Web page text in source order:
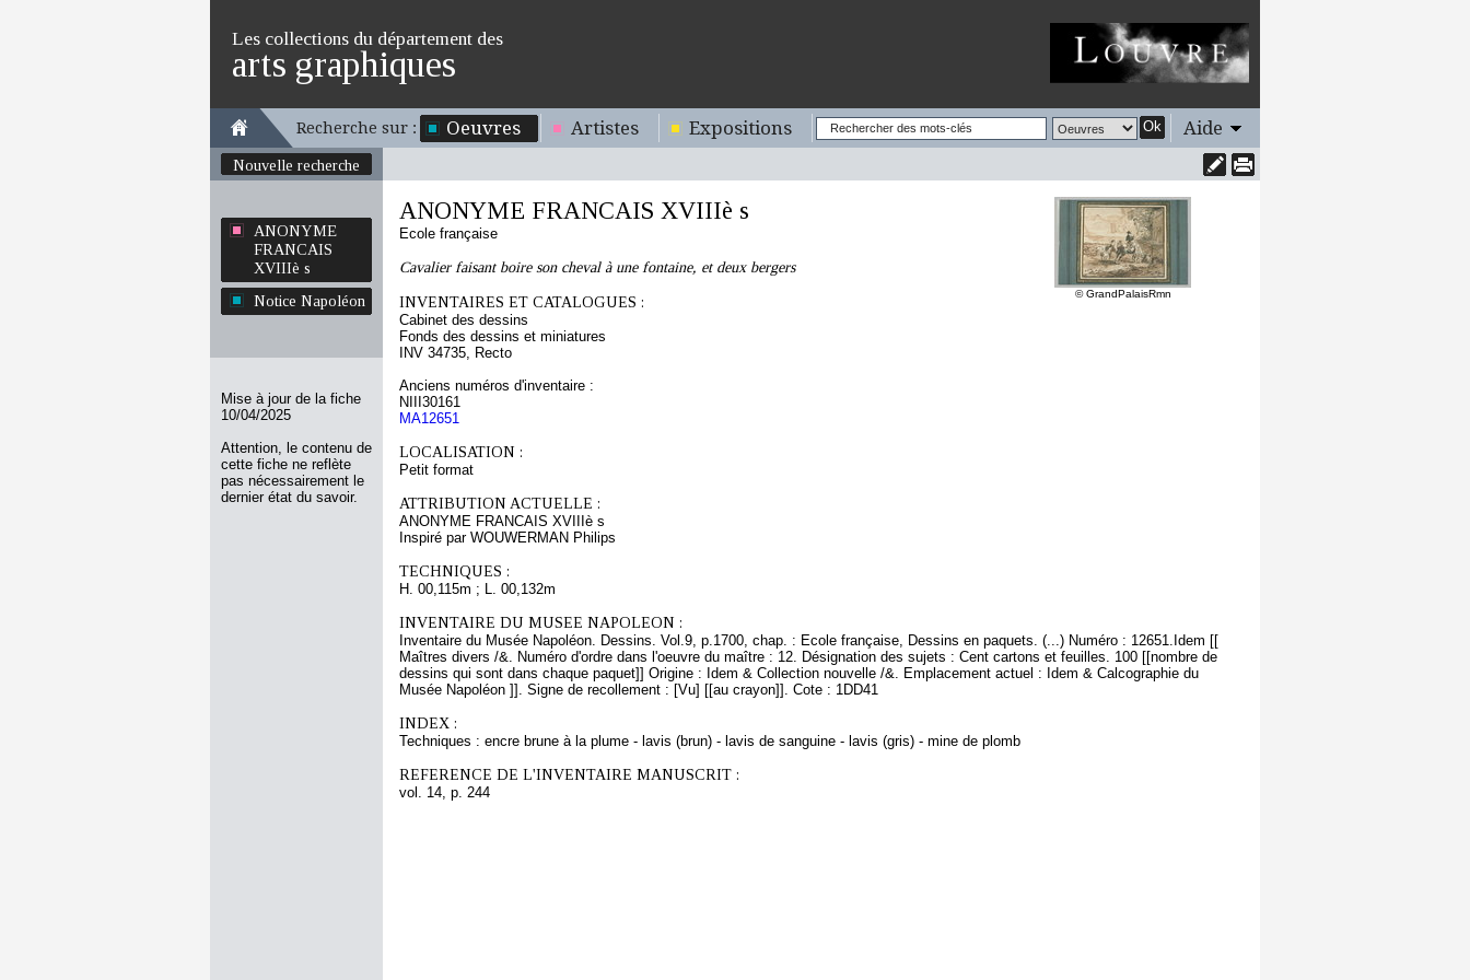
Les collections du département des
arts graphiques
Recherche sur : Oeuvres Artistes Expositions Ok Aide
Nouvelle recherche
ANONYME
FRANCAIS
XVIIIè s
Notice Napoléon
Mise à jour de la fiche
10/04/2025
Attention, le contenu de
cette fiche ne reflète
pas nécessairement le
dernier état du savoir.
© GrandPalaisRmn
ANONYME FRANCAIS XVIIIè s
Ecole française
Cavalier faisant boire son cheval à une fontaine, et deux bergers
INVENTAIRES ET CATALOGUES :
Cabinet des dessins
Fonds des dessins et miniatures
INV 34735, Recto
Anciens numéros d'inventaire :
NIII30161
MA12651
LOCALISATION :
Petit format
ATTRIBUTION ACTUELLE :
ANONYME FRANCAIS XVIIIè s
Inspiré par WOUWERMAN Philips
TECHNIQUES :
H. 00,115m ; L. 00,132m
INVENTAIRE DU MUSEE NAPOLEON :
Inventaire du Musée Napoléon. Dessins. Vol.9, p.1700, chap. : Ecole française, Dessins en paquets. (...) Numéro : 12651.Idem [[
Maîtres divers /&. Numéro d'ordre dans l'oeuvre du maître : 12. Désignation des sujets : Cent cartons et feuilles. 100 [[nombre de
dessins qui sont dans chaque paquet]] Origine : Idem & Collection nouvelle /&. Emplacement actuel : Idem & Calcographie du
Musée Napoléon ]]. Signe de recollement : [Vu] [[au crayon]]. Cote : 1DD41
INDEX :
Techniques : encre brune à la plume - lavis (brun) - lavis de sanguine - lavis (gris) - mine de plomb
REFERENCE DE L'INVENTAIRE MANUSCRIT :
vol. 14, p. 244